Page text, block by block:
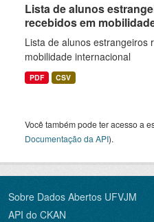
Lista de alunos
recebidos em
Lista de alunos estrangeiros
mobilidade internacional
PDF CSV
Você também pode ter acesso a
Documentação da API).
Sobre Dados Abertos UFVJM
API do CKAN